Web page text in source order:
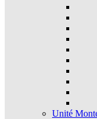
Unité